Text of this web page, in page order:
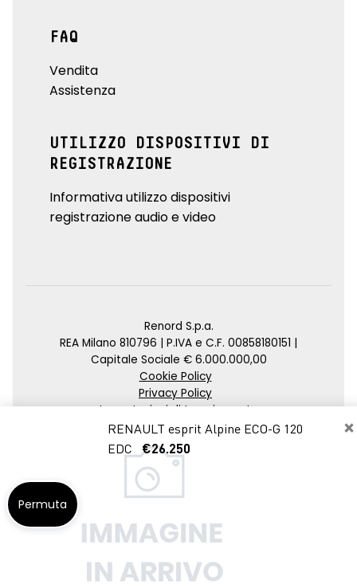
×
RENAULT esprit Alpine ECO-G 120
EDC
€26.250
FAQ
Vendita
Assistenza
UTILIZZO DISPOSITIVI DI
REGISTRAZIONE
Informativa utilizzo dispositivi
registrazione audio e video
Renord S.p.a.
REA Milano 810796 | P.IVA e C.F. 00858180151 |
Capitale Sociale € 6.000.000,00
Cookie Policy
Privacy Policy
Impostazioni di tracciamento
Credits
Agenzia SEO
Permuta